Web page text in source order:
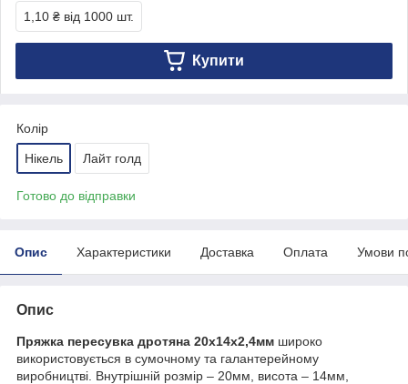
1,10 ₴ від 1000 шт.
Купити
Колір
Нікель Лайт голд
Готово до відправки
Опис Характеристики Доставка Оплата Умови
Опис
Пряжка пересувка дротяна 20х14х2,4мм широко
використовується в сумочному та галантерейному
виробництві. Внутрішній розмір – 20мм, висота – 14мм,